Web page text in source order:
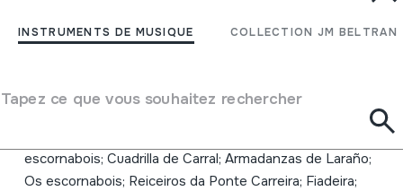
INSTRUMENTS DE MUSIQUE COLLECTION JM BELTRAN
Tapez ce que vous souhaitez rechercher
Cantares de Reices
Hainbat emaile; José e Suso; Embajadore; Charamela;
escornabois; Cuadrilla de Carral; Armadanzas de Laraño;
Os escornabois; Reiceiros da Ponte Carreira; Fiadeira;